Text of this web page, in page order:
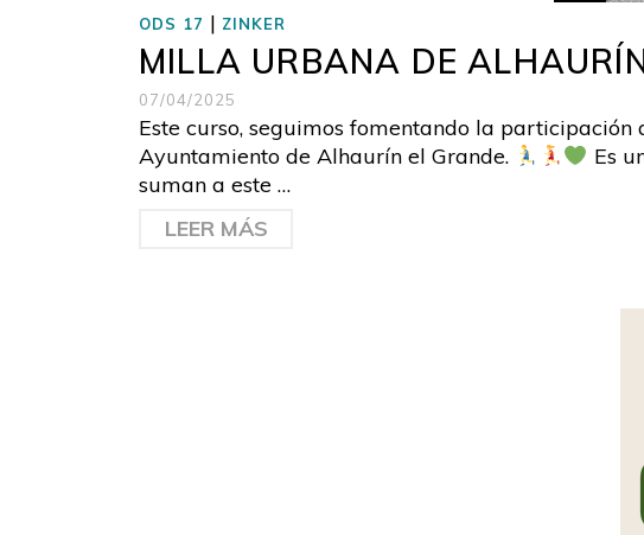
ODS 17 | ZINKER
MILLA URBANA DE
07/04/2025
Este curso, seguimos fomentando la
Ayuntamiento de Alhaurín el Grande.
Es
suman a este …
LEER MÁS